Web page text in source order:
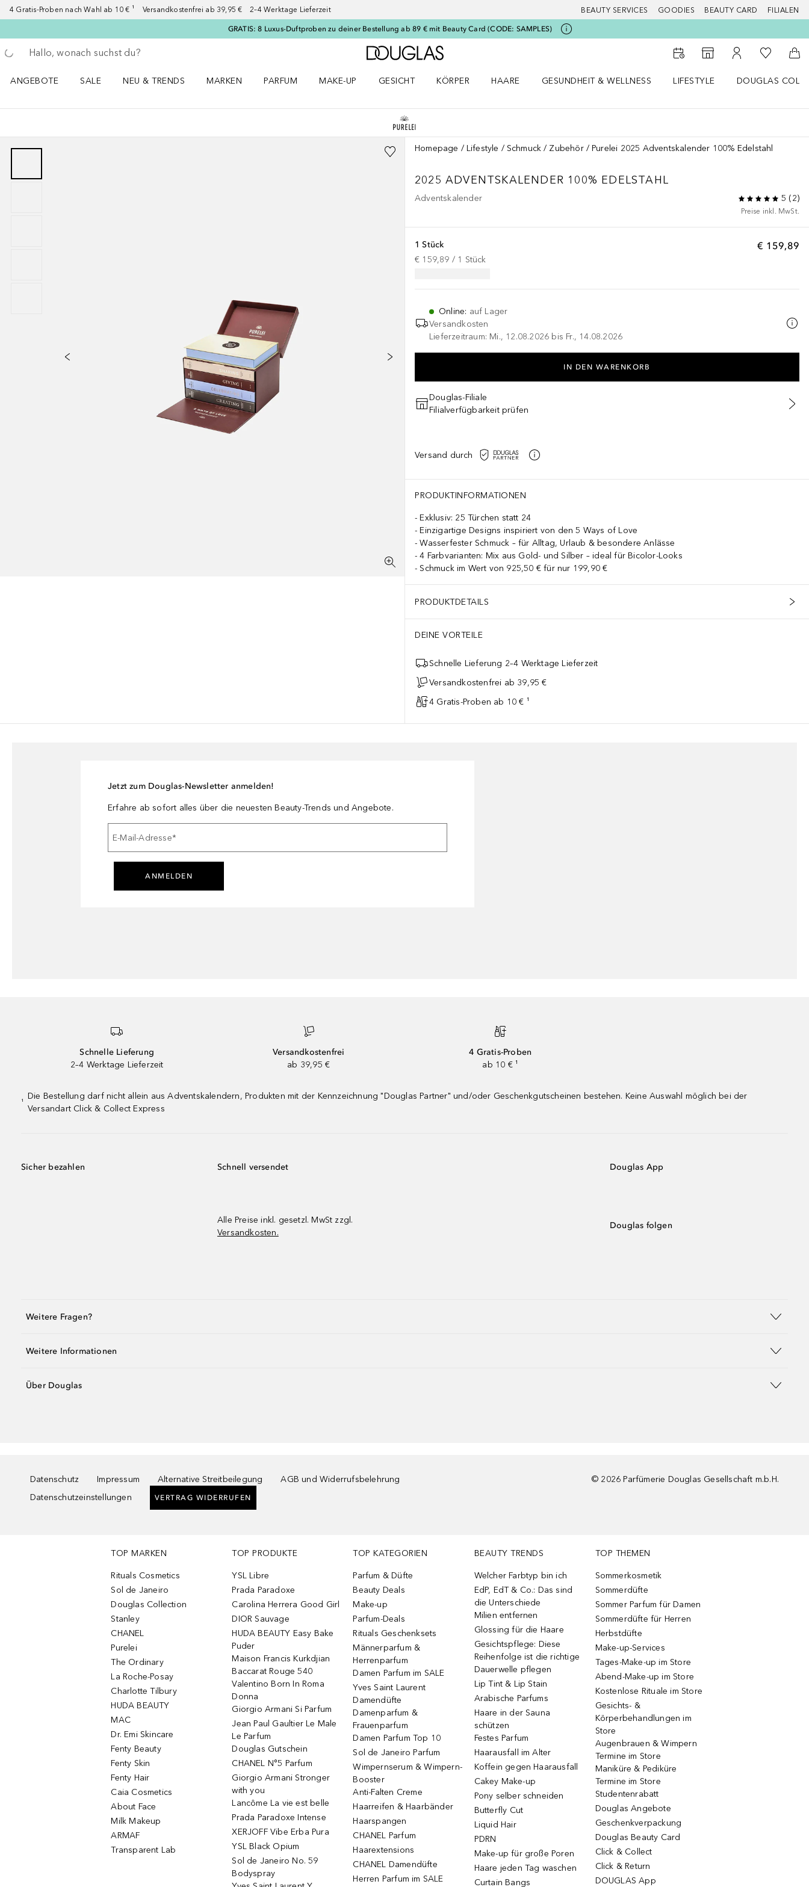
4 Gratis-Proben nach Wahl ab 10 € ¹ Versandkostenfrei ab 39,95 € 2–4 Werktage Lieferzeit BEAUTY SERVICES GOODIES BEAUTY CARD FILIALEN
GRATIS: 8 Luxus-Duftproben zu deiner Bestellung ab 89 € mit Beauty Card (CODE: SAMPLES)
Gehe zurück
Suche ausführen
Zur Douglas Startseite
Zum Storefinder
Zu Meinem
Zu Meiner
ANGEBOTE
SALE
NEU & TRENDS
MARKEN
PARFUM
MAKE-UP
GESICHT
KÖRPER
HAARE
GESUNDHEIT & WELLNESS
LIFESTYLE
DOUGLAS
Homepage Lifestyle Schmuck Zubehör Purelei 2025 Adventskalender 100% Edelstahl
2025 ADVENTSKALENDER 100% EDELSTAHL
Adventskalender 5 (2)
Preise inkl. MwSt.
€ 159,89
1 Stück
€ 159,89 / 1 Stück
Online: auf Lager
Versandkosten
Lieferzeitraum: Mi., 12.08.2026 bis Fr., 14.08.2026
IN DEN WARENKORB
Douglas-Filiale
Filialverfügbarkeit prüfen
Versand durch
PRODUKTINFORMATIONEN
Exklusiv: 25 Türchen statt 24
Einzigartige Designs inspiriert von den 5 Ways of Love
Wasserfester Schmuck – für Alltag, Urlaub & besondere Anlässe
4 Farbvarianten: Mix aus Gold- und Silber – ideal für Bicolor-Looks
Schmuck im Wert von 925,50 € für nur 199,90 €
PRODUKTDETAILS
DEINE VORTEILE
Schnelle Lieferung 2–4 Werktage Lieferzeit
Versandkostenfrei ab 39,95 €
4 Gratis-Proben ab 10 € ¹
Jetzt zum Douglas-Newsletter anmelden!
Erfahre ab sofort alles über die neuesten Beauty-Trends und Angebote.
E-Mail-Adresse*
ANMELDEN
Schnelle Lieferung
2–4 Werktage Lieferzeit
Versandkostenfrei
ab 39,95 €
4 Gratis-Proben
ab 10 € ¹
¹
Die Bestellung darf nicht allein aus Adventskalendern, Produkten mit der Kennzeichnung "Douglas Partner" und/oder Geschenkgutscheinen bestehen. Keine Auswahl möglich bei der
Versandart Click & Collect Express
Sicher bezahlen Schnell versendet
Alle Preise inkl. gesetzl. MwSt zzgl.
Versandkosten.
Douglas App
Douglas folgen
Weitere Fragen?
Weitere Informationen
Über Douglas
Datenschutz Impressum Alternative Streitbeilegung
AGB und Widerrufsbelehrung
Datenschutzeinstellungen
VERTRAG WIDERRUFEN
© 2026 Parfümerie Douglas Gesellschaft m.b.H.
TOP MARKEN
Rituals Cosmetics
Sol de Janeiro
Douglas Collection
Stanley
CHANEL
Purelei
The Ordinary
La Roche-Posay
Charlotte Tilbury
HUDA BEAUTY
MAC
Dr. Emi Skincare
Fenty Beauty
Fenty Skin
Fenty Hair
Caia Cosmetics
About Face
Milk Makeup
ARMAF
Transparent Lab
TOP PRODUKTE
YSL Libre
Prada Paradoxe
Carolina Herrera Good Girl
DIOR Sauvage
HUDA BEAUTY Easy Bake
Puder
Maison Francis Kurkdjian
Baccarat Rouge 540
Valentino Born In Roma
Donna
Giorgio Armani Si Parfum
Jean Paul Gaultier Le Male
Le Parfum
Douglas Gutschein
CHANEL N°5 Parfum
Giorgio Armani Stronger
with you
Lancôme La vie est belle
Prada Paradoxe Intense
XERJOFF Vibe Erba Pura
YSL Black Opium
Sol de Janeiro No. 59
Bodyspray
TOP KATEGORIEN
Parfum & Düfte
Beauty Deals
Make-up
Parfum-Deals
Rituals Geschenksets
Männerparfum &
Herrenparfum
Damen Parfum im SALE
Yves Saint Laurent
Damendüfte
Damenparfum &
Frauenparfum
Damen Parfum Top 10
Sol de Janeiro Parfum
Wimpernserum & Wimpern-
Booster
Anti-Falten Creme
Haarreifen & Haarbänder
Haarspangen
CHANEL Parfum
Haarextensions
CHANEL Damendüfte
Herren Parfum im SALE
BEAUTY TRENDS
Welcher Farbtyp bin ich
EdP, EdT & Co.: Das sind
die Unterschiede
Milien entfernen
Glossing für die Haare
Gesichtspflege: Diese
Reihenfolge ist die richtige
Dauerwelle pflegen
Lip Tint & Lip Stain
Arabische Parfums
Haare in der Sauna
schützen
Festes Parfum
Haarausfall im Alter
Koffein gegen Haarausfall
Cakey Make-up
Pony selber schneiden
Butterfly Cut
Liquid Hair
PDRN
Make-up für große Poren
Haare jeden Tag waschen
Curtain Bangs
TOP THEMEN
Sommerkosmetik
Sommerdüfte
Sommer Parfum für Damen
Sommerdüfte für Herren
Herbstdüfte
Make-up-Services
Tages-Make-up im Store
Abend-Make-up im Store
Kostenlose Rituale im Store
Gesichts- &
Körperbehandlungen im
Store
Augenbrauen & Wimpern
Termine im Store
Maniküre & Pediküre
Termine im Store
Studentenrabatt
Douglas Angebote
Geschenkverpackung
Douglas Beauty Card
Click & Collect
Click & Return
DOUGLAS App